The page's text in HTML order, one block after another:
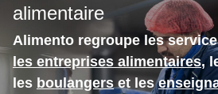
CONTACT
alimentaire
Alimento regroupe les
les entreprises alimentaires,
les boulangerset les